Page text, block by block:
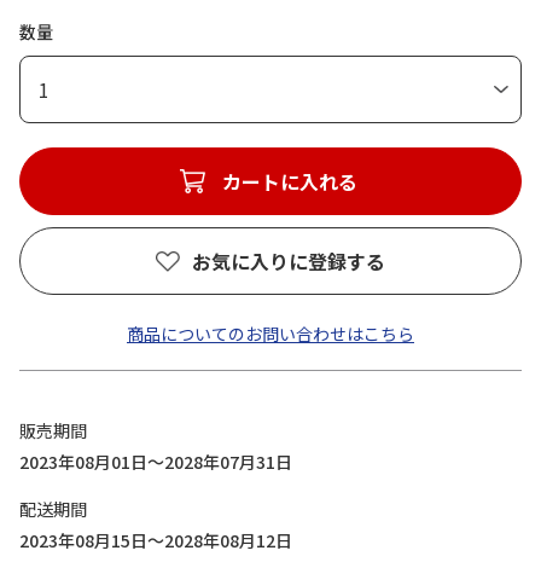
数量
1
カートに入れる
お気に入りに登録する
商品についてのお問い合わせはこちら
販売期間
2023年08月01日～2028年07月31日
配送期間
2023年08月15日～2028年08月12日